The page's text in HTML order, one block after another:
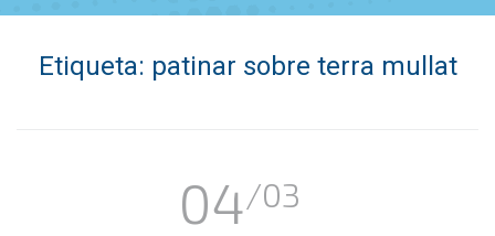
Etiqueta: patinar sobre terra mullat
04/03